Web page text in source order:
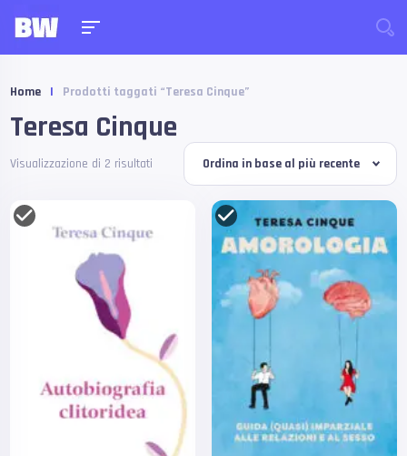
Home | Prodotti taggati “Teresa Cinque”
Teresa Cinque
Visualizzazione di 2 risultati